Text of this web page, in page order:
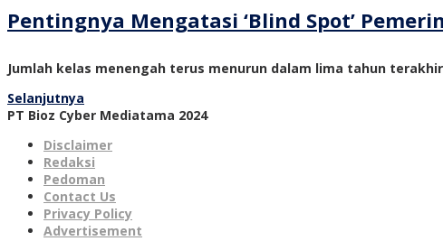
Pentingnya Mengatasi ‘Blind Spot’
Jumlah kelas menengah terus menurun dalam lima tahun
Selanjutnya
PT Bioz Cyber Mediatama 2024
Disclaimer
Redaksi
Pedoman
Contact Us
Privacy Policy
Advertisement